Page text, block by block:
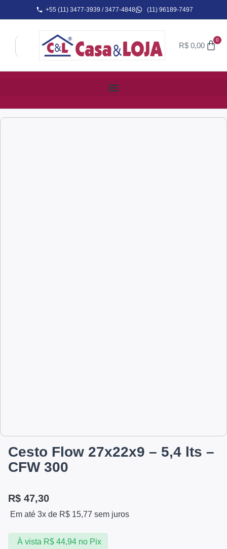
+55 (11) 3477-3939 / 3477-4848 (11) 96189-7497
R$ 0,00
0
Cesto Flow 27x22x9 – 5,4 lts –
CFW 300
R$ 47,30
Em até 3x de R$ 15,77 sem juros
À vista R$44,94 no Pix